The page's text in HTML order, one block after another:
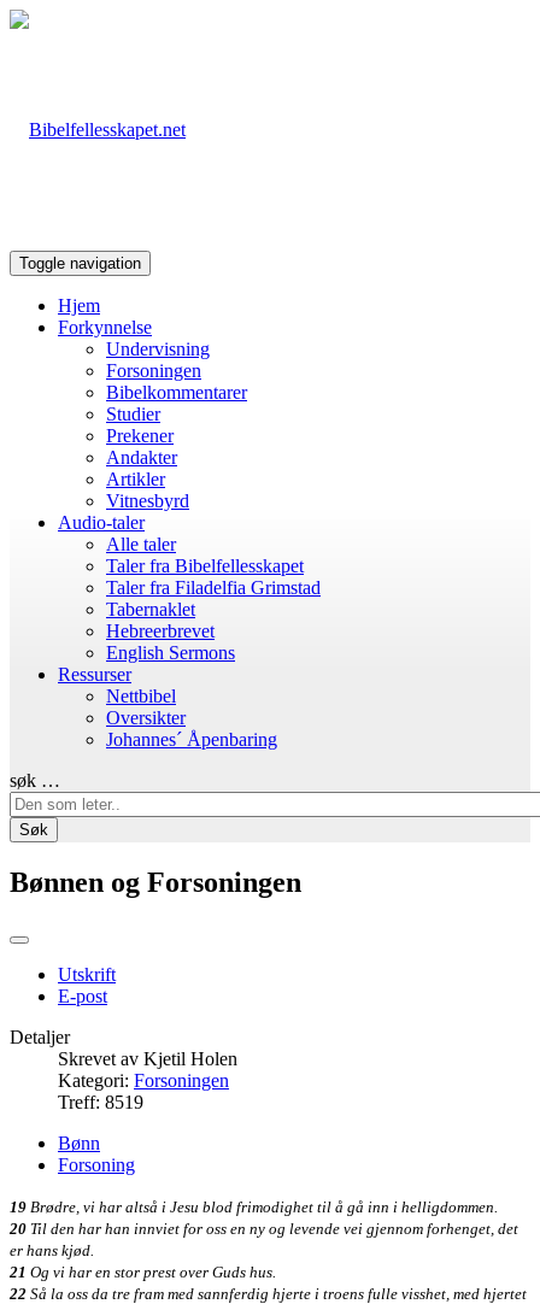
Toggle navigation
Hjem
Forkynnelse
Undervisning
Forsoningen
Bibelkommentarer
Studier
Prekener
Andakter
Artikler
Vitnesbyrd
Audio-taler
Alle taler
Taler fra Bibelfellesskapet
Taler fra Filadelfia Grimstad
Tabernaklet
Hebreerbrevet
English Sermons
Ressurser
Nettbibel
Oversikter
Johannes´ Åpenbaring
søk …
Søk
Bønnen og Forsoningen
Utskrift
E-post
Detaljer
Skrevet av Kjetil Holen
Kategori: Forsoningen
Treff: 8519
Bønn
Forsoning
19 Brødre, vi har altså i Jesu blod frimodighet til å gå inn i helligdommen.
20 Til den har han innviet for oss en ny og levende vei gjennom forhenget, det
er hans kjød.
21 Og vi har en stor prest over Guds hus.
22 Så la oss da tre fram med sannferdig hjerte i troens fulle visshet, med hjertet